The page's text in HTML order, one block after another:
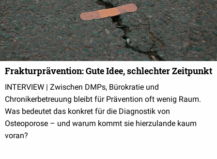
Frakturprävention: Gute Idee, schlechter Zeitpunkt
INTERVIEW | Zwischen DMPs, Bürokratie und
Chronikerbetreuung bleibt für Prävention oft wenig Raum.
Was bedeutet das konkret für die Diagnostik von
Osteoporose – und warum kommt sie hierzulande kaum
voran?